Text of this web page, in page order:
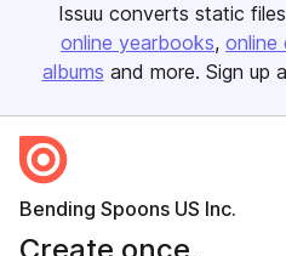
Issuu converts static
online yearbooks online
albums and more. Sign up
Bending Spoons US Inc.